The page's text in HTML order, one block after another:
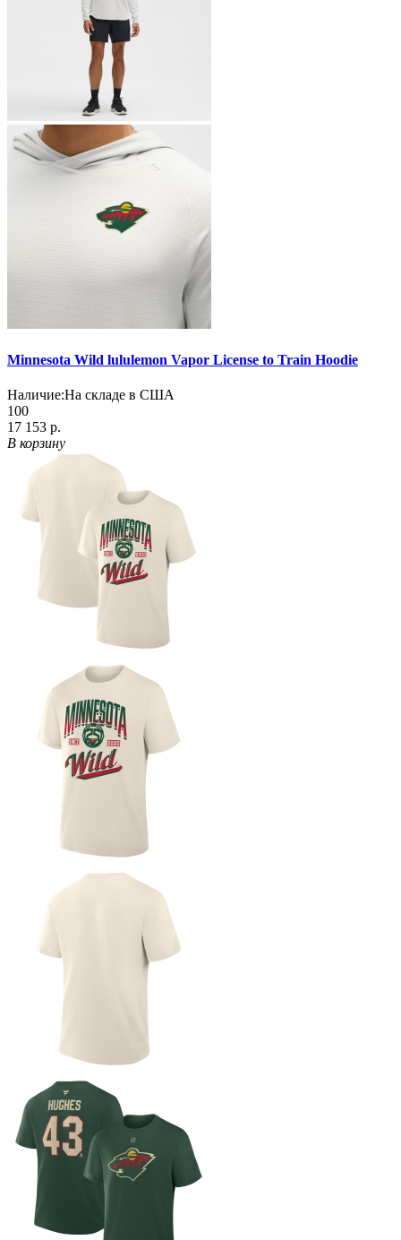
Minnesota Wild lululemon Vapor License to Train Hoodie
Наличие:На складе в США
100
17 153 р.
В корзину